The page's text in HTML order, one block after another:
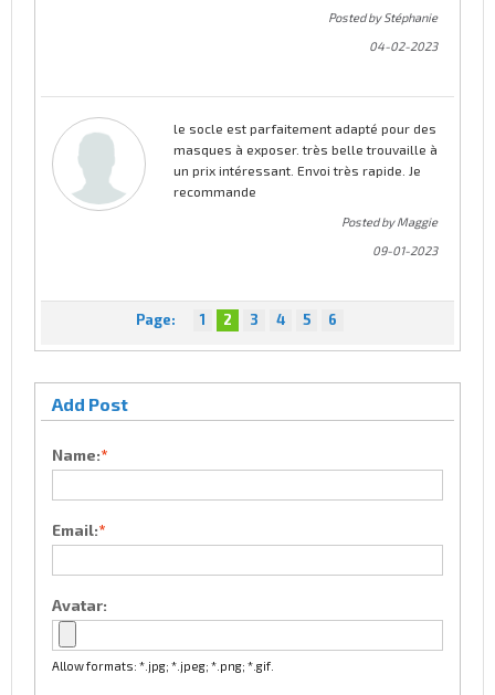
Posted by Stéphanie
04-02-2023
le socle est parfaitement adapté pour des
masques à exposer. très belle trouvaille à
un prix intéressant. Envoi très rapide. Je
recommande
Posted by Maggie
09-01-2023
Page: 1 2 3 4 5 6
Add Post
Name:*
Email:*
Avatar:
Allow formats: *.jpg; *.jpeg; *.png; *.gif.